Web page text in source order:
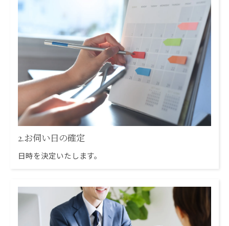
2.お伺い日の確定
日時を決定いたします。